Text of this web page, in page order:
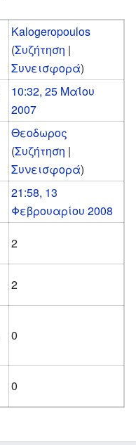
Kalogeropoulos
(Συζήτηση |
Συνεισφορά)
10:32, 25 Μαΐου
2007
Θεοδωρος
(Συζήτηση |
Συνεισφορά)
21:58, 13
Φεβρουαρίου 2008
2
2
0
0